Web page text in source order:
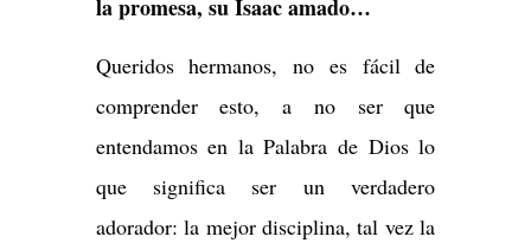
la promesa, su Isaac amado…
Queridos hermanos, no es fácil de
comprender esto, a no ser que
entendamos en la Palabra de Dios lo
que significa ser un verdadero
adorador: la mejor disciplina, tal vez la